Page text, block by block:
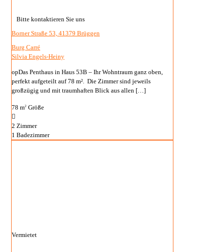
Bitte kontaktieren Sie uns
Borner Straße 53, 41379 Brüggen
Burg Carré
Silvia Engels-Heiny
opDas Penthaus in Haus 53B – Ihr Wohntraum ganz oben,
perfekt aufgeteilt auf 78 m². Die Zimmer sind jeweils
großzügig und mit traumhaften Blick aus allen […]
78 m2 Größe
2 Zimmer
1 Badezimmer
Vermietet